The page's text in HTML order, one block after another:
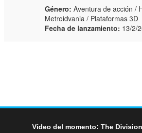
Género: Aventura de acción /
Metroidvania / Plataformas 3D
Fecha de lanzamiento: 13/2/
Vídeo del momento: The